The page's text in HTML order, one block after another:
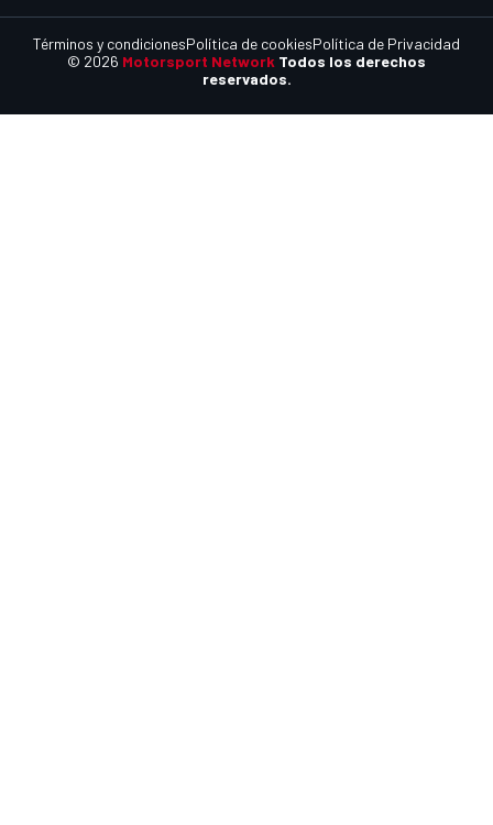
© 2026 Motorsport Network Todos los derechos
reservados.
Términos y condicionesPolítica de cookiesPolítica de Privacidad